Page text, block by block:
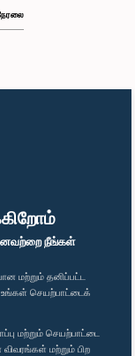
நீங்கள்
மற்றும் தனிப்பட்ட
செயற்பாட்டைக்
மற்றும் செயற்பாட்டை
விவரங்கள் மற்றும் பிற